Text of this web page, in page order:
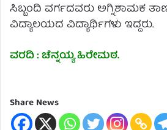
ಸಿಬ್ಬಂದಿ ವರ್ಗದವರು ಅಗ್ನಿಶಾಮಕ
ವಿದ್ಯಾಲಯದ ವಿದ್ಯಾರ್ಥಿಗಳು ಇದ್ದರು.
ವರದಿ : ಚೆನ್ನಯ್ಯ ಹಿರೇಮಠ.
Share News